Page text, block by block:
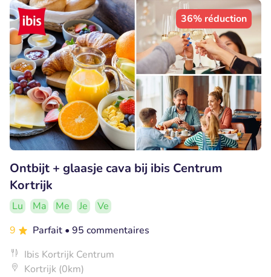
36% réduction
Ontbijt + glaasje cava bij ibis Centrum
Kortrijk
Lu Ma Me Je
Ve
9
Parfait • 95 commentaires
Ibis Kortrijk Centrum
Kortrijk (0km)